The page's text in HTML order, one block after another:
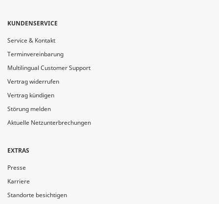
KUNDENSERVICE
Service & Kontakt
Terminvereinbarung
Multilingual Customer Support
Vertrag widerrufen
Vertrag kündigen
Störung melden
Aktuelle Netzunterbrechungen
EXTRAS
Presse
Karriere
Standorte besichtigen